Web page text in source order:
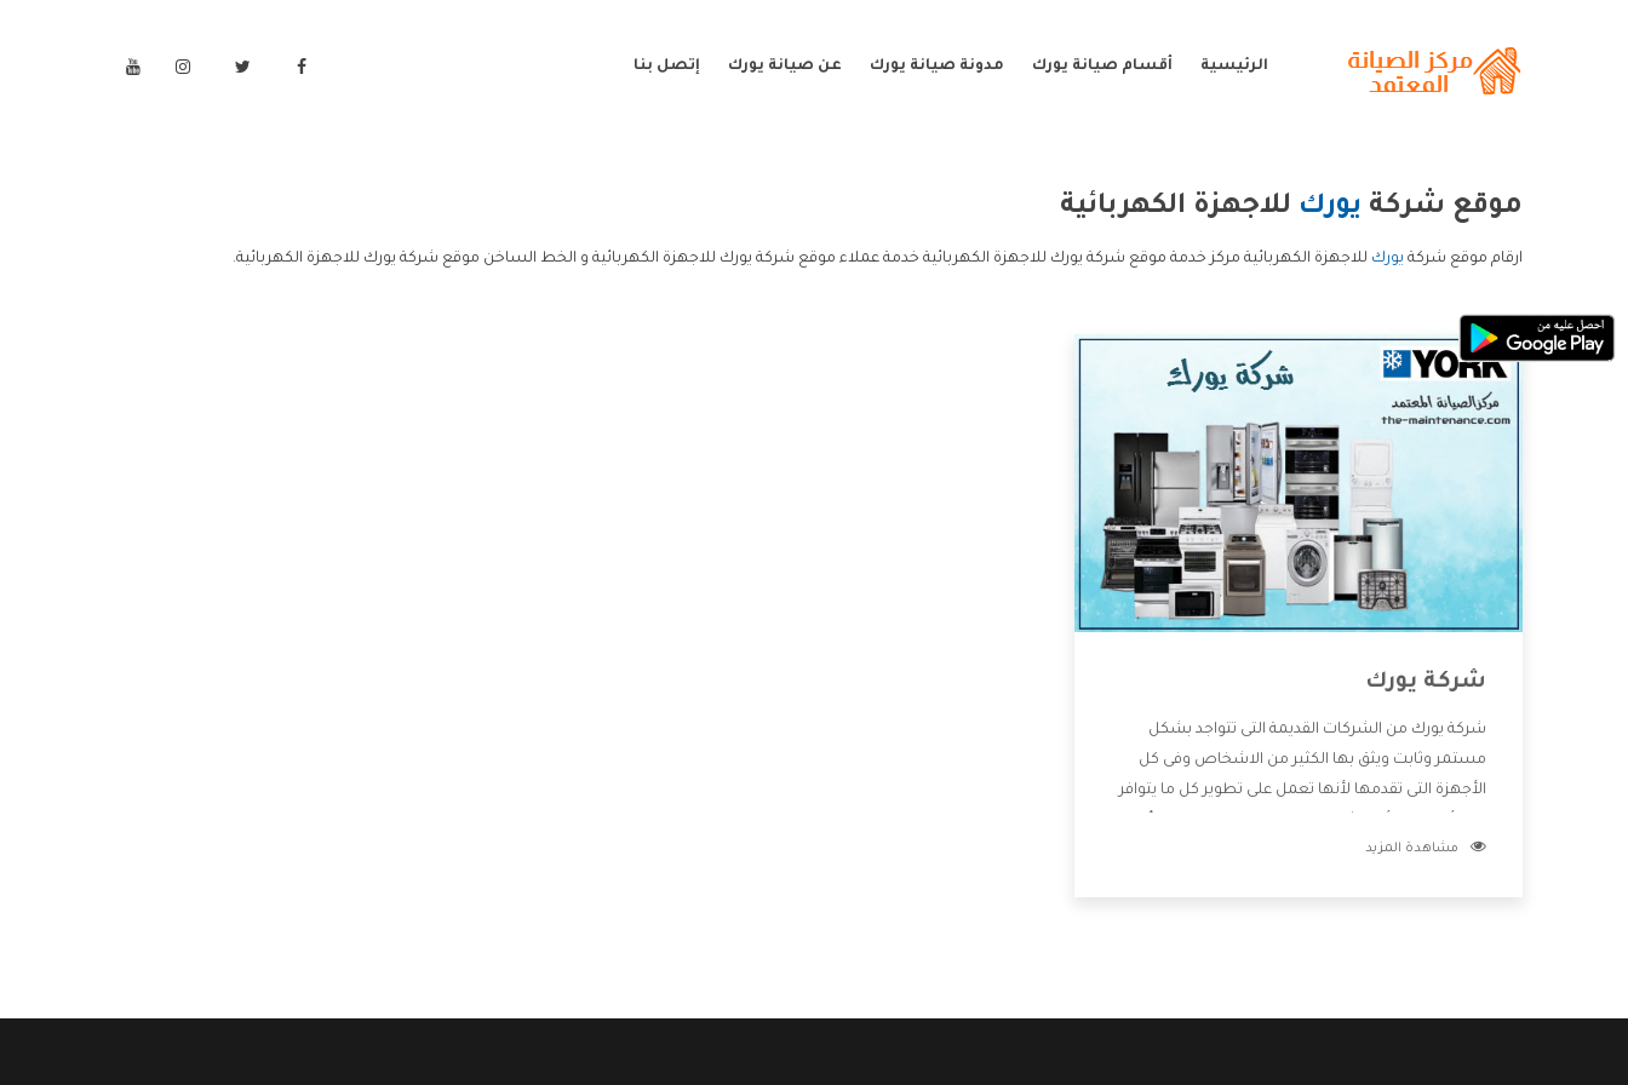
الرئيسية أقسام صيانة يورك مدونة صيانة يورك عن صيانة يورك إتصل بنا
موقع شركة يورك للاجهزة الكهربائية
ارقام موقع شركة يورك للاجهزة الكهربائية مركز خدمة موقع شركة يورك للاجهزة الكهربائية خدمة عملاء موقع شركة يورك للاجهزة الكهربائية و الخط الساخن موقع شركة يورك للاجهزة الكهربائية.
شركة يورك
شركة يورك من الشركات القديمة التى تتواجد بشكل
مستمر وثابت ويثق بها الكثير من الاشخاص وفى كل
الأجهزة التى تقدمها لأنها تعمل على تطوير كل ما يتوافر
خدمات ما بعد البيع مع المنتجات وتقدم للعملاء أقوى
مشاهدة المزيد